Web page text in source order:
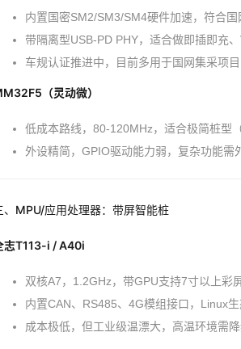
内置国密SM2/SM3/SM4硬件加速，符合
带隔离型USB-PD PHY，适合做即插即充
车规认证推进中，目前多用于国网集采项目
（灵动微）
低成本路线，80-120MHz，适合极简桩型
外设精简，GPIO驱动能力弱，复杂功能需
、MPU/应用处理器：带屏智能桩
志T113-i / A40i
双核A7，1.2GHz，带GPU支持7寸以上彩
内置CAN、RS485、4G模组接口，Linux
成本极低，但工业级温漂大，高温环境需